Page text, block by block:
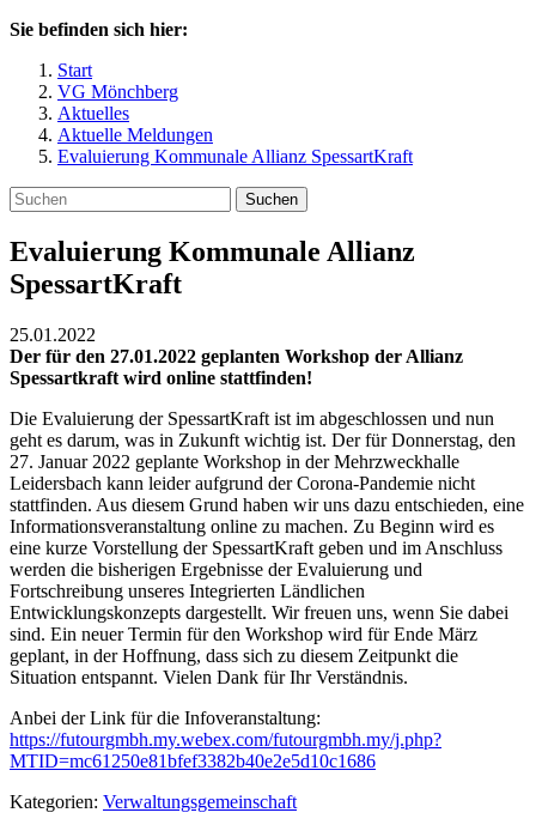
Sie befinden sich hier:
Start
VG Mönchberg
Aktuelles
Aktuelle Meldungen
Evaluierung Kommunale Allianz SpessartKraft
Suchen
Evaluierung Kommunale Allianz
SpessartKraft
25.01.2022
Der für den 27.01.2022 geplanten Workshop der Allianz
Spessartkraft wird online stattfinden!
Die Evaluierung der SpessartKraft ist im abgeschlossen und nun
geht es darum, was in Zukunft wichtig ist. Der für Donnerstag, den
27. Januar 2022 geplante Workshop in der Mehrzweckhalle
Leidersbach kann leider aufgrund der Corona-Pandemie nicht
stattfinden. Aus diesem Grund haben wir uns dazu entschieden, eine
Informationsveranstaltung online zu machen. Zu Beginn wird es
eine kurze Vorstellung der SpessartKraft geben und im Anschluss
werden die bisherigen Ergebnisse der Evaluierung und
Fortschreibung unseres Integrierten Ländlichen
Entwicklungskonzepts dargestellt. Wir freuen uns, wenn Sie dabei
sind. Ein neuer Termin für den Workshop wird für Ende März
geplant, in der Hoffnung, dass sich zu diesem Zeitpunkt die
Situation entspannt. Vielen Dank für Ihr Verständnis.
Anbei der Link für die Infoveranstaltung:
https://futourgmbh.my.webex.com/futourgmbh.my/j.php?
MTID=mc61250e81bfef3382b40e2e5d10c1686
Kategorien: Verwaltungsgemeinschaft